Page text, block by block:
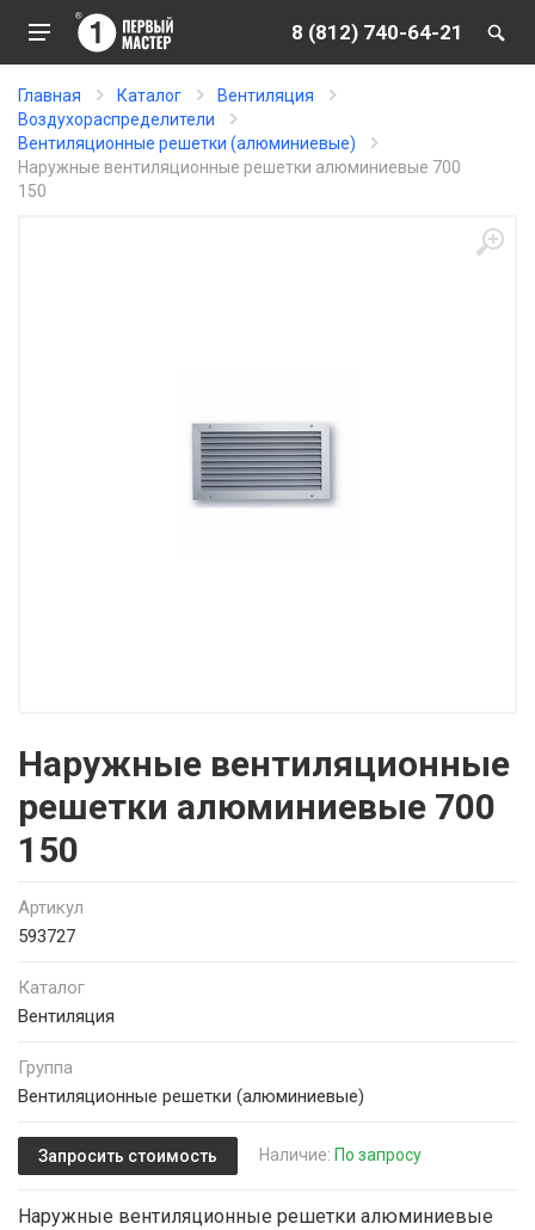
8 (812) 740-64-21
Главная Каталог
Вентиляция
Воздухораспределители
Вентиляционные решетки (алюминиевые)
Наружные вентиляционные решетки алюминиевые 700
150
Наружные вентиляционные
решетки алюминиевые 700
150
Артикул
593727
Каталог
Вентиляция
Группа
Вентиляционные решетки (алюминиевые)
Запросить стоимость Наличие: По запросу
Наружные вентиляционные решетки алюминиевые